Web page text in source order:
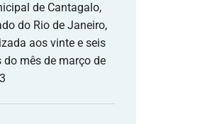
de Cantagalo,
do Rio de Janeiro,
aos vinte e seis
do mês de março de